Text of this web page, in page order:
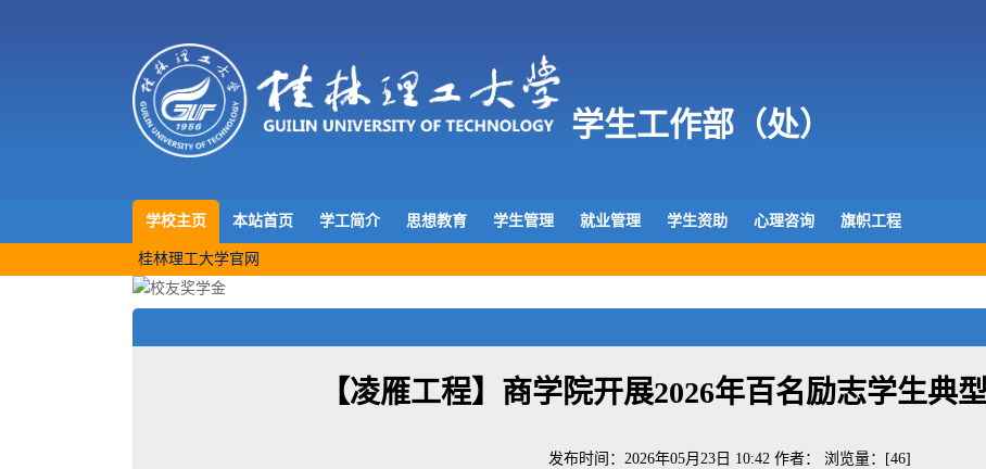
学生工作部（处）
学校主页 本站首页 学工简介 思想教育 学生管理 就业管理 学生资助 心理咨询 旗帜工程
桂林理工大学官网
【凌雁工程】商学院开展2026年百名励志学生典
发布时间：2026年05月23日 10:42 作者： 浏览量：[46]